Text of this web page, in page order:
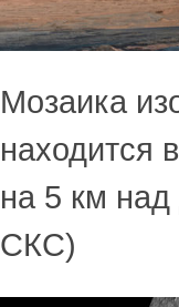
Мозаика
находится
на 5 км
СКС)